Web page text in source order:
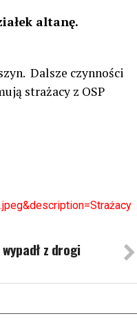
altanę.
Dalsze czynności
strażacy z OSP
z drogi